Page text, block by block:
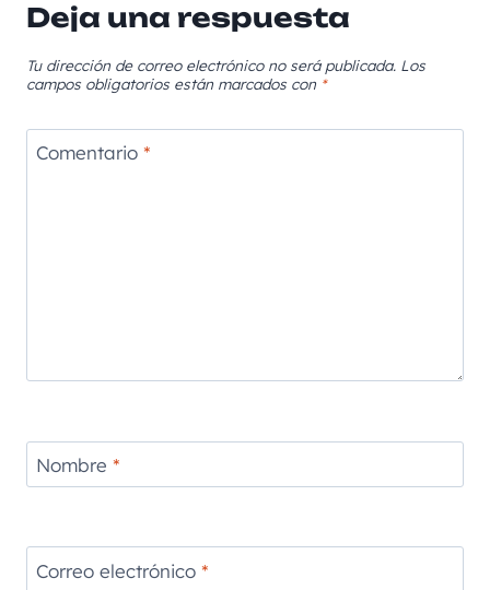
Deja una respuesta
Tu dirección de correo electrónico no será publicada. Los
campos obligatorios están marcados con *
Comentario *
Nombre *
Correo electrónico *